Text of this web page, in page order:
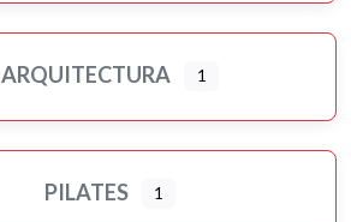
ARQUITECTURA 1
PILATES 1